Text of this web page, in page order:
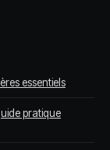
essentiels
pratique